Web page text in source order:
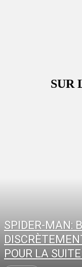
SUR
SPIDER-MAN:
POUR LA